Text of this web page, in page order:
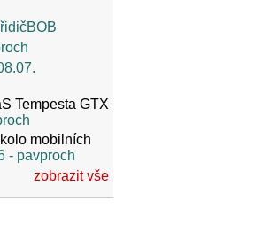
Tempesta GTX
mobilních
- pavproch
zobrazit vše